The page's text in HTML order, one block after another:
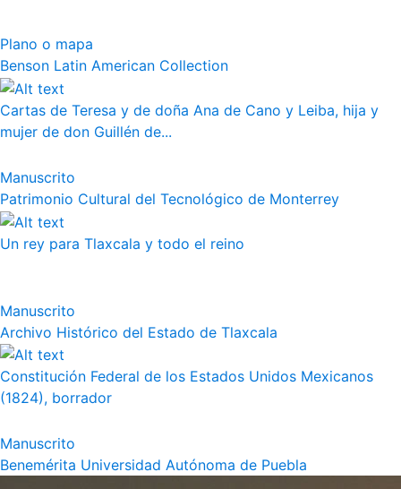
Plano o mapa
Benson Latin American Collection
Cartas de Teresa y de doña Ana de Cano y Leiba, hija y
mujer de don Guillén de...
Manuscrito
Patrimonio Cultural del Tecnológico de Monterrey
Un rey para Tlaxcala y todo el reino
Manuscrito
Archivo Histórico del Estado de Tlaxcala
Constitución Federal de los Estados Unidos Mexicanos
(1824), borrador
Manuscrito
Benemérita Universidad Autónoma de Puebla